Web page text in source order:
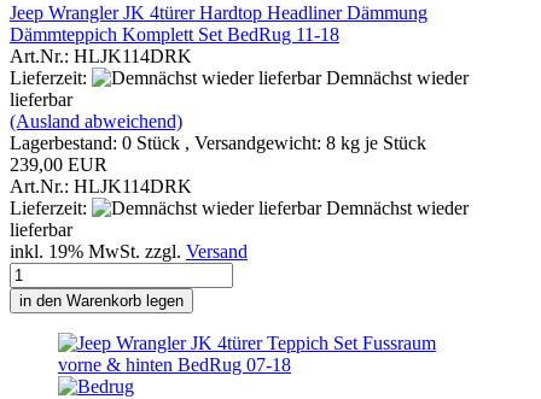
Jeep Wrangler JK 4türer Hardtop Headliner Dämmung
Dämmteppich Komplett Set BedRug 11-18
Art.Nr.: HLJK114DRK
Lieferzeit:
Demnächst wieder
lieferbar
(Ausland abweichend)
Lagerbestand: 0 Stück , Versandgewicht: 8 kg je Stück
239,00 EUR
Art.Nr.: HLJK114DRK
Lieferzeit:
Demnächst wieder
lieferbar
inkl. 19% MwSt. zzgl. Versand
in den Warenkorb legen